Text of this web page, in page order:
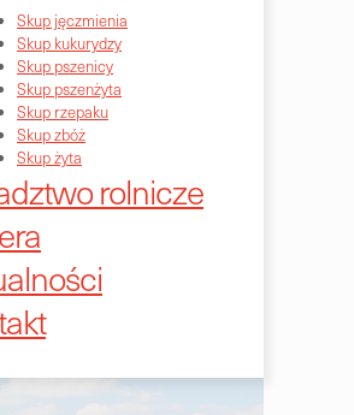
Skup jęczmienia
Skup kukurydzy
Skup pszenicy
Skup pszenżyta
Skup rzepaku
Skup zbóż
Skup żyta
rolnicze